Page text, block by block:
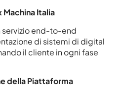
Machina Italia
servizio end-to-end
di sistemi di digital
il cliente in ogni fase
della Piattaforma